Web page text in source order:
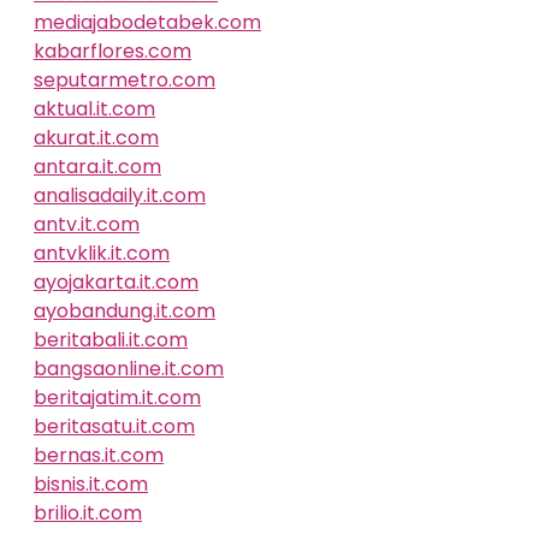
mediajabodetabek.com
kabarflores.com
seputarmetro.com
aktual.it.com
akurat.it.com
antara.it.com
analisadaily.it.com
antv.it.com
antvklik.it.com
ayojakarta.it.com
ayobandung.it.com
beritabali.it.com
bangsaonline.it.com
beritajatim.it.com
beritasatu.it.com
bernas.it.com
bisnis.it.com
brilio.it.com